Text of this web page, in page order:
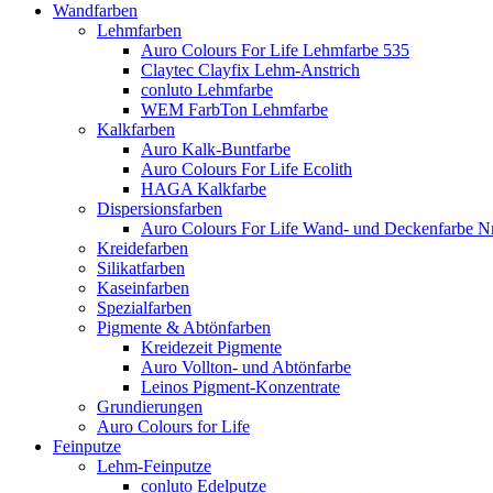
Wandfarben
Lehmfarben
Auro Colours For Life Lehmfarbe 535
Claytec Clayfix Lehm-Anstrich
conluto Lehmfarbe
WEM FarbTon Lehmfarbe
Kalkfarben
Auro Kalk-Buntfarbe
Auro Colours For Life Ecolith
HAGA Kalkfarbe
Dispersionsfarben
Auro Colours For Life Wand- und Deckenfarbe
Kreidefarben
Silikatfarben
Kaseinfarben
Spezialfarben
Pigmente & Abtönfarben
Kreidezeit Pigmente
Auro Vollton- und Abtönfarbe
Leinos Pigment-Konzentrate
Grundierungen
Auro Colours for Life
Feinputze
Lehm-Feinputze
conluto Edelputze